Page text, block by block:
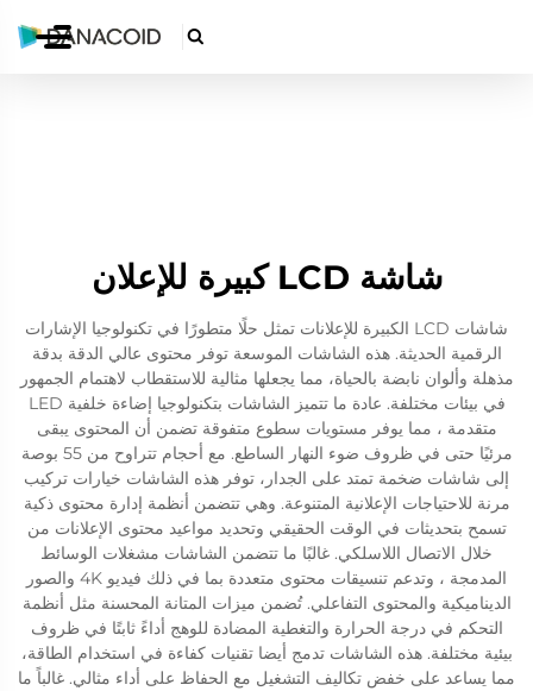

شاشة LCD كبيرة للإعلان
شاشات LCD الكبيرة للإعلانات تمثل حلًا متطورًا في تكنولوجيا الإشارات
الرقمية الحديثة. هذه الشاشات الموسعة توفر محتوى عالي الدقة بدقة
مذهلة وألوان نابضة بالحياة، مما يجعلها مثالية للاستقطاب لاهتمام الجمهور
في بيئات مختلفة. عادة ما تتميز الشاشات بتكنولوجيا إضاءة خلفية LED
متقدمة ، مما يوفر مستويات سطوع متفوقة تضمن أن المحتوى يبقى
مرئيًا حتى في ظروف ضوء النهار الساطع. مع أحجام تتراوح من 55 بوصة
إلى شاشات ضخمة تمتد على الجدار، توفر هذه الشاشات خيارات تركيب
مرنة للاحتياجات الإعلانية المتنوعة. وهي تتضمن أنظمة إدارة محتوى ذكية
تسمح بتحديثات في الوقت الحقيقي وتحديد مواعيد محتوى الإعلانات من
خلال الاتصال اللاسلكي. غالبًا ما تتضمن الشاشات مشغلات الوسائط
المدمجة ، وتدعم تنسيقات محتوى متعددة بما في ذلك فيديو 4K والصور
الديناميكية والمحتوى التفاعلي. تُضمن ميزات المتانة المحسنة مثل أنظمة
التحكم في درجة الحرارة والتغطية المضادة للوهج أداءً ثابتًا في ظروف
بيئية مختلفة. هذه الشاشات تدمج أيضا تقنيات كفاءة في استخدام الطاقة،
مما يساعد على خفض تكاليف التشغيل مع الحفاظ على أداء مثالي. غالباً ما